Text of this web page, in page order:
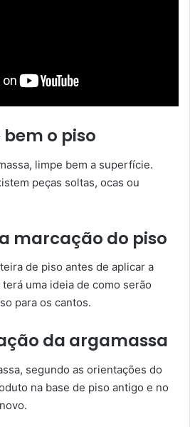
bem o piso
limpe bem a superfície.
peças soltas, ocas ou
marcação do piso
de piso antes de aplicar a
uma ideia de como serão
para os cantos.
da argamassa
segundo as orientações do
na base de piso antigo e no